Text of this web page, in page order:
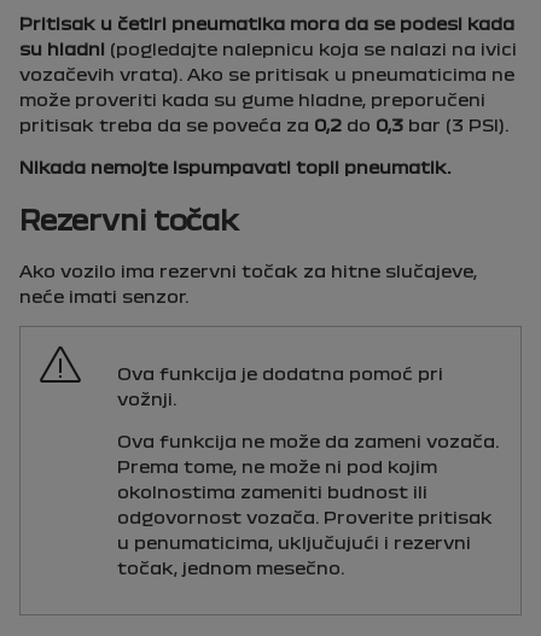
Pritisak u četiri pneumatika mora da se podesi kada
su hladnI (pogledajte nalepnicu koja se nalazi na ivici
vozačevih vrata). Ako se pritisak u pneumaticima ne
može proveriti kada su gume hladne, preporučeni
pritisak treba da se poveća za 0,2 do 0,3 bar (3 PSI).
Nikada nemojte ispumpavati topli pneumatik.
Rezervni točak
Ako vozilo ima rezervni točak za hitne slučajeve,
neće imati senzor.
Ova funkcija je dodatna pomoć pri
vožnji.
Ova funkcija ne može da zameni vozača.
Prema tome, ne može ni pod kojim
okolnostima zameniti budnost ili
odgovornost vozača. Proverite pritisak
u penumaticima, uključujući i rezervni
točak, jednom mesečno.